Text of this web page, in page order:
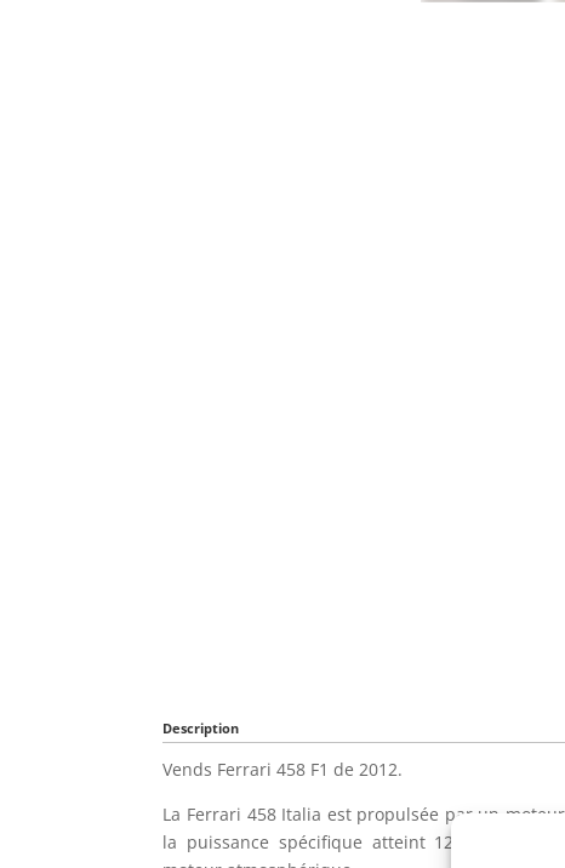
Description
Vends Ferrari 458 F1 de 2012.
La Ferrari 458 Italia est propulsée par un
la puissance spécifique atteint 127 chevaux/